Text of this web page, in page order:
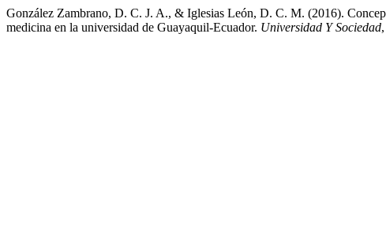
González Zambrano, D. C. J. A., & Iglesias León, D. C. M. (2016).
medicina en la universidad de Guayaquil-Ecuador. Universidad Y Sociedad,